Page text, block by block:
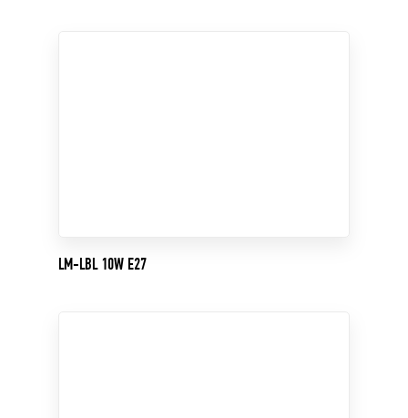
LM-LBL 10W E27